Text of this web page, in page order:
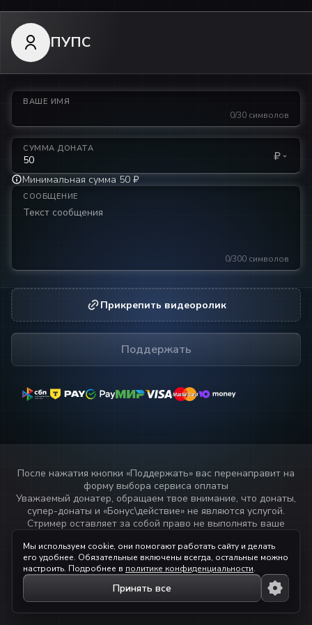
ПУПС
ВАШЕ ИМЯ
0/30 символов
СУММА ДОНАТА ₽
Минимальная сумма 50 ₽
СООБЩЕНИЕ
0/300 символов
Прикрепить видеоролик
Поддержать
MasterCard
MasterCard
После нажатия кнопки «Поддержать» вас перенаправит на
форму выбора сервиса оплаты
Уважаемый донатер, обращаем твое внимание, что донаты,
супер-донаты и «Бонус\действие» не являются услугой.
Стример оставляет за собой право не выполнять ваше
данный сервис.
Прочитайправила стримера!
© 2023 — 2026 ihaqdonate.com
Мы используем cookie, они помогают работать сайту и делать
его удобнее. Обязательные включены всегда, остальные можно
настроить. Подробнее в политике конфиденциальности.
Принять все